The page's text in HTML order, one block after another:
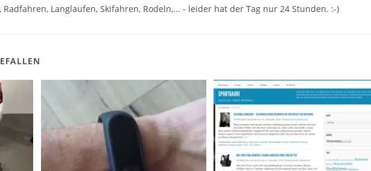
Langlaufen, Skifahren, Rodeln,... - leider hat der Tag nur 24 Stunden. :-)